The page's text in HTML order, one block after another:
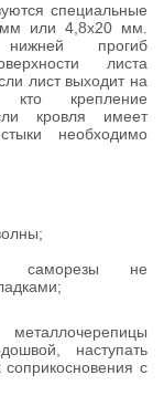
специальные
или 4,8х20 мм.
прогиб
листа
лист выходит на
крепление
кровля имеет
необходимо
саморезы не
наступать
с